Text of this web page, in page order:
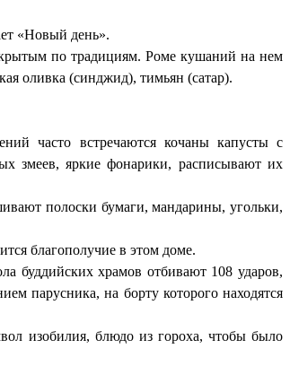
«Новый день».
по традициям. Роме кушаний на нем
оливка (синджид), тимьян (сатар).
часто встречаются кочаны капусты с
змеев, яркие фонарики, расписывают их
полоски бумаги, мандарины, угольки,
благополучие в этом доме.
буддийских храмов отбивают 108 ударов,
парусника, на борту которого находятся
изобилия, блюдо из гороха, чтобы было